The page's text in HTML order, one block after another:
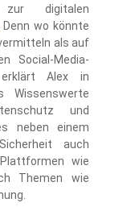
digitalen
Denn wo könnte
als auf
Social-Media-
Alex in
Wissenswerte
und
neben einem
auch
wie
Themen wie